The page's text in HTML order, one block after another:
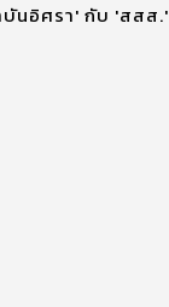
นอิศรา' กับ 'สสส.'